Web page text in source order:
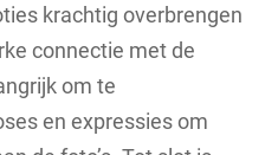
krachtig overbrengen
connectie met de
om te
en expressies om